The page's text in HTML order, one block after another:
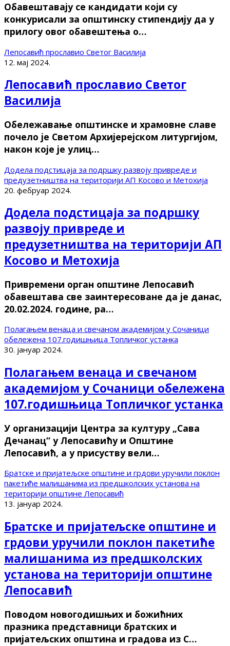
Обавештавају се кандидати који су
конкурисали за општинску стипендију да у
прилогу овог обавештења о…
Лепосавић прославио Светог Василија
12. мај 2024.
Лепосавић прославио Светог
Василија
Обележавање општинске и храмовне славе
почело је Светом Архијерејском литургијом,
након које је улиц…
Додела подстицаја за подршку развоју привреде и
предузетништва на територији АП Косово и Метохија
20. фебруар 2024.
Додела подстицаја за подршку
развоју привреде и
предузетништва на територији АП
Косово и Метохија
Привремени орган општине Лепосавић
обавештава све заинтересоване да је данас,
20.02.2024. године, ра…
Полагањем венаца и свечаном академијом у Сочаници
обележена 107.годишњица Топличког устанка
30. јануар 2024.
Полагањем венаца и свечаном
академијом у Сочаници обележена
107.годишњица Топличког устанка
У организацији Центра за културу „Сава
Дечанац“ у Лепосавићу и Општине
Лепосавић, а у присуству вели…
Братске и пријатељске општине и грдови уручили поклон
пакетиће малишанима из предшколских установа на
територији општине Лепосавић
13. јануар 2024.
Братске и пријатељске општине и
грдови уручили поклон пакетиће
малишанима из предшколских
установа на територији општине
Лепосавић
Поводом новогодишњих и божићних
празника представници братских и
пријатељских општина и градова из С…